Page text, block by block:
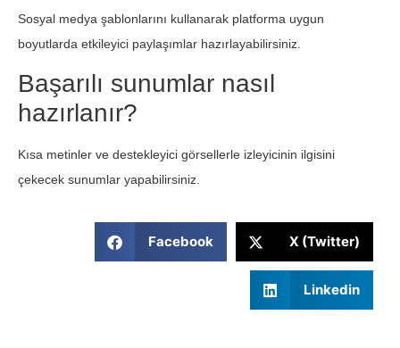
Sosyal medya şablonlarını kullanarak platforma uygun
boyutlarda etkileyici paylaşımlar hazırlayabilirsiniz.
Başarılı sunumlar nasıl
hazırlanır?
Kısa metinler ve destekleyici görsellerle izleyicinin ilgisini
çekecek sunumlar yapabilirsiniz.
Facebook X (Twitter)
Linkedin